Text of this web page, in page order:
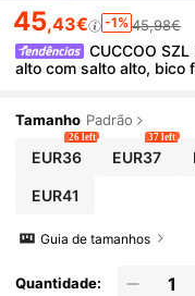
45,43€ -1% 45,98€
CUCCOO
alto com salto alto, bico
Tamanho Padrão
EUR36
26 left
EUR37
37 left
EUR41
Guia de tamanhos
Quantidade: